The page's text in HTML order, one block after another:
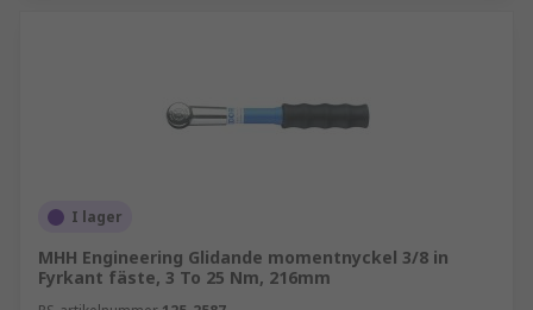
I lager
MHH Engineering Glidande momentnyckel 3/8 in
Fyrkant fäste, 3 To 25 Nm, 216mm